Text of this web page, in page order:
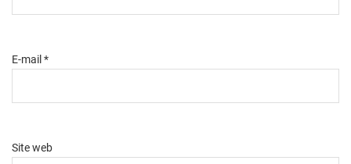
E-mail *
Site web